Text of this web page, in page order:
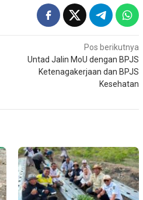
Pos berikutnya
Untad Jalin MoU dengan BPJS
Ketenagakerjaan dan BPJS
Kesehatan